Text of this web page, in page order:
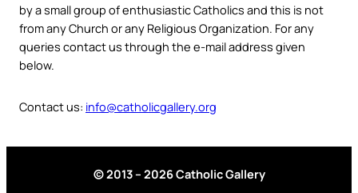
by a small group of enthusiastic Catholics and this is not
from any Church or any Religious Organization. For any
queries contact us through the e-mail address given
below.
Contact us: info@catholicgallery.org
© 2013 – 2026 Catholic Gallery